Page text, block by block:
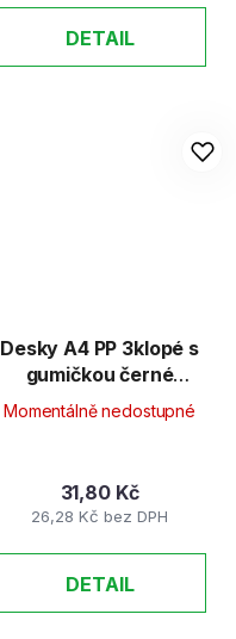
DETAIL
Desky A4 PP 3klopé s
gumičkou černé
neprůhledné
Momentálně nedostupné
26,28 Kč bez DPH
31,80 Kč
DETAIL